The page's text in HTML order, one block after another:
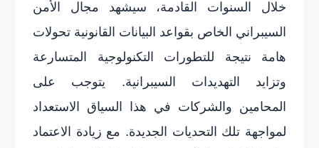
خلال السنوات القادمة، سيشهد مجال الأمن
السيبراني الخاص بقواعد البيانات القانونية تحولات
هامة نتيجة للتطورات التكنولوجية المتسارعة
وتزايد التهديدات السيبرانية. يتوجب على
المحامين والشركات في هذا السياق الاستعداد
لمواجهة تلك التحديات الجديدة. مع زيادة الاعتماد